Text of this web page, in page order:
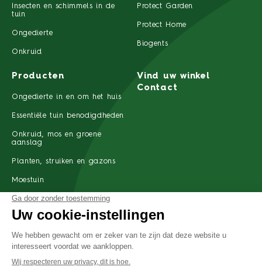
Insecten en schimmels in de
tuin
Ongedierte
Onkruid
Protect Garden
Protect Home
Biogents
Producten
Ongedierte in en om het huis
Essentiële tuin benodigdheden
Onkruid, mos en groene
aanslag
Planten, struiken en gazons
Moestuin
Vind uw winkel
Contact
Wettelijke kennisgeving
Nederland